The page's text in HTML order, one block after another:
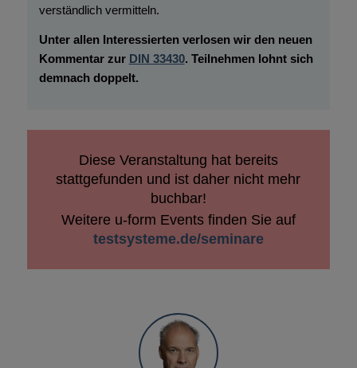
verständlich vermitteln.
Unter allen Interessierten verlosen wir den neuen
Kommentar zur DIN 33430. Teilnehmen lohnt sich
demnach doppelt.
Diese Veranstaltung hat bereits
stattgefunden und ist daher nicht mehr
buchbar!
Weitere u-form Events finden Sie auf
testsysteme.de/seminare